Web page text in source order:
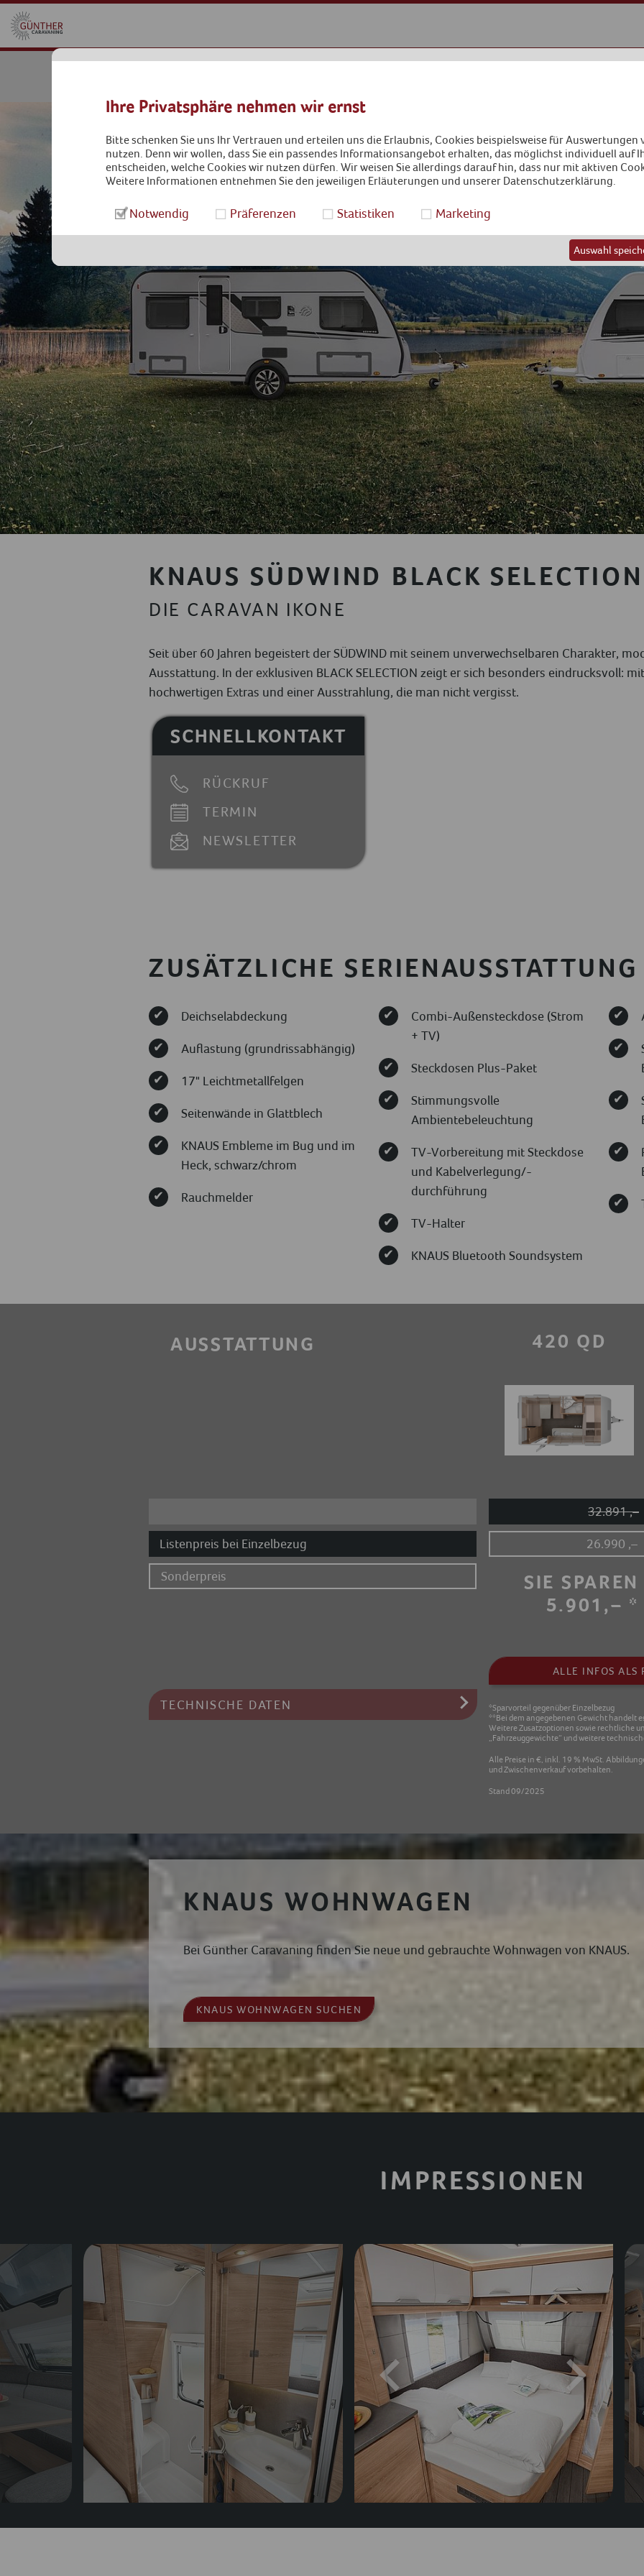
Ihre Privatsphäre nehmen wir ernst
Bitte schenken Sie uns Ihr Vertrauen und erteilen uns die Erlaubnis, Cookies beispielsweise für
nutzen. Denn wir wollen, dass Sie ein passendes Informationsangebot erhalten, das möglichst individuell auf
entscheiden, welche Cookies wir nutzen dürfen. Wir weisen Sie allerdings darauf hin, dass nur mit aktiven
Weitere Informationen entnehmen Sie den jeweiligen Erläuterungen und unserer Datenschutzerklärung.
Notwendig Präferenzen Statistiken Marketing
Auswahl
KNAUS SÜDWIND BLACK SELECTION
DIE CARAVAN IKONE
Seit über 60 Jahren begeistert der SÜDWIND mit seinem unverwechselbaren Charakter,
Ausstattung. In der exklusiven BLACK SELECTION zeigt er sich besonders eindrucksvoll:
hochwertigen Extras und einer Ausstrahlung, die man nicht vergisst.
SCHNELLKONTAKT
RÜCKRUF
TERMIN
NEWSLETTER
ZUSÄTZLICHE SERIENAUSSTATTUNG
Deichselabdeckung
Auflastung (grundrissabhängig)
17" Leichtmetallfelgen
Seitenwände in Glattblech
KNAUS Embleme im Bug und im
Heck, schwarz/chrom
Rauchmelder
Combi-Außensteckdose (Strom
+ TV)
Steckdosen Plus-Paket
Stimmungsvolle
Ambientebeleuchtung
TV-Vorbereitung mit Steckdose
und Kabelverlegung/-
durchführung
TV-Halter
KNAUS Bluetooth Soundsystem
AUSSTATTUNG 420 QD
32.891 ,–
26.990 ,–
SIE SPAREN
5.901,– *
Listenpreis bei Einzelbezug
Sonderpreis
TECHNISCHE DATEN
ALLE INFOS ALS
*Sparvorteil gegenüber Einzelbezug
**Bei dem angegebenen Gewicht handelt
Weitere Zusatzoptionen sowie rechtliche
„Fahrzeuggewichte“ und weitere
Alle Preise in €, inkl. 19 % MwSt.
und Zwischenverkauf vorbehalten.
Stand 09/2025
KNAUS WOHNWAGEN
Bei Günther Caravaning finden Sie neue und gebrauchte Wohnwagen von KNAUS.
KNAUS WOHNWAGEN SUCHEN
IMPRESSIONEN